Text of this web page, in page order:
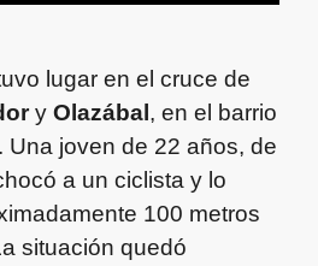
lugar en el cruce de
y Olazábal, en el barrio
. Una joven de 22 años, de
a un ciclista y lo
100 metros
situación quedó